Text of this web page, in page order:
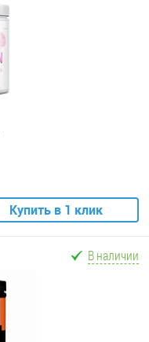
Купить в 1 клик
В наличии